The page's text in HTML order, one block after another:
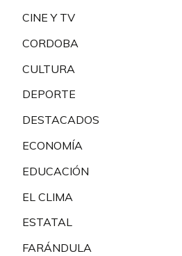
CINE Y TV
CORDOBA
CULTURA
DEPORTE
DESTACADOS
ECONOMÍA
EDUCACIÓN
EL CLIMA
ESTATAL
FARÁNDULA